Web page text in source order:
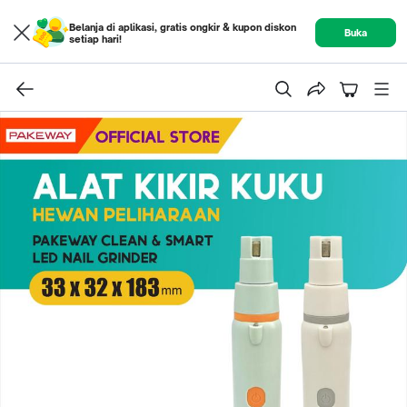
Belanja di aplikasi, gratis ongkir & kupon diskon
setiap hari!
Buka